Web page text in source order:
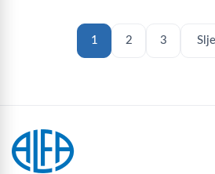
1 2 3